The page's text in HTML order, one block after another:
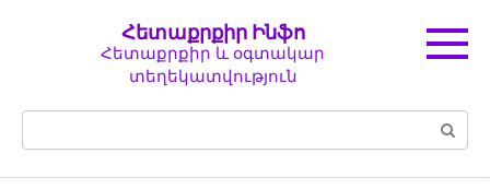
Հետաքրքիր Ինֆո
Հետաքրքիր և օգտակար
տեղեկատվություն